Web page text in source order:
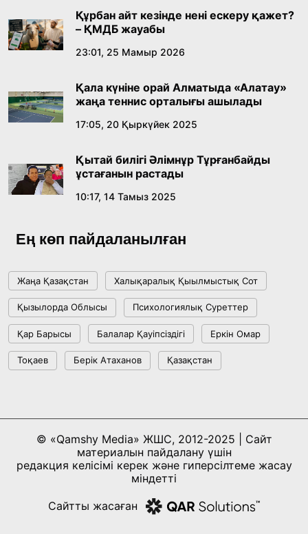
Құрбан айт кезінде нені ескеру қажет?
– ҚМДБ жауабы
23:01, 25 Мамыр 2026
Қала күніне орай Алматыда «Алатау»
жаңа теннис орталығы ашылады
17:05, 20 Қыркүйек 2025
Қытай билігі Әлімнұр Тұрғанбайды
ұстағанын растады
10:17, 14 Тамыз 2025
Ең көп пайдаланылған
Жаңа Қазақстан Халықаралық Қыылмыстық Сот
Қызылорда Облысы Психологиялық Суреттер
Қар Барысы Балалар Қауіпсіздігі Еркін Омар
Тоқаев Берік Атаханов Қазақстан
© «Qamshy Media» ЖШС, 2012-2025 | Сайт
материалын пайдалану үшін
редакция келісімі керек және гиперсілтеме жасау
міндетті
Сайтты жасаған